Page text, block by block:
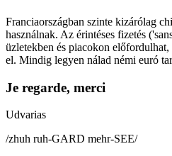
Franciaországban szinte kizárólag
használnak. Az érintéses fizetés
üzletekben és piacokon
el. Mindig legyen nálad némi euró
Je regarde, merci
Udvarias
/zhuh ruh-GARD mehr-SEE/